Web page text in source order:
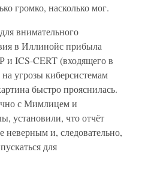
громко, насколько мог.
внимательного
в Иллинойс прибыла
и ICS-CERT (входящего в
угрозы киберсистемам
быстро прояснилась.
с Мимлицем и
установили, что отчёт
неверным и, следовательно,
для